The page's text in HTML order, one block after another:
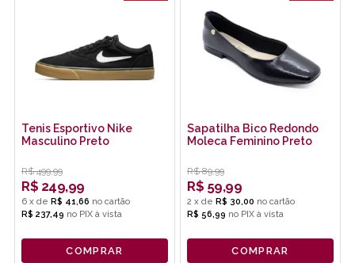
Tenis Esportivo Nike
Masculino Preto
R$ 499,99
R$ 249,99
6 x de R$ 41,66
R$ 237,49 no PIX
COMPRAR
Sapatilha Bico Redondo
Moleca Feminino Preto
R$ 89,99
R$ 59,99
2 x de R$ 30,00
R$ 56,99 no PIX
COMPRAR